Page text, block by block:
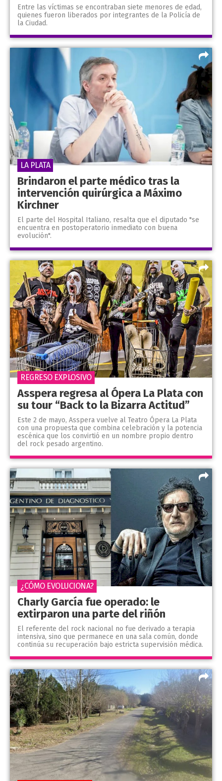
Entre las víctimas se encontraban siete menores de edad,
quienes fueron liberados por integrantes de la Policía de
la Ciudad.
Brindaron el parte médico tras la
intervención quirúrgica a Máximo
Kirchner
El parte del Hospital Italiano, resalta que el diputado "se
encuentra en postoperatorio inmediato con buena
evolución".
LA PLATA
Asspera regresa al Ópera La Plata con
su tour “Back to la Bizarra Actitud”
Este 2 de mayo, Asspera vuelve al Teatro Ópera La Plata
con una propuesta que combina celebración y la potencia
escénica que los convirtió en un nombre propio dentro
del rock pesado argentino.
REGRESO EXPLOSIVO
Charly García fue operado: le
extirparon una parte del riñón
El referente del rock nacional no fue derivado a terapia
intensiva, sino que permanece en una sala común, donde
continúa su recuperación bajo estricta supervisión médica.
¿CÓMO EVOLUCIONA?